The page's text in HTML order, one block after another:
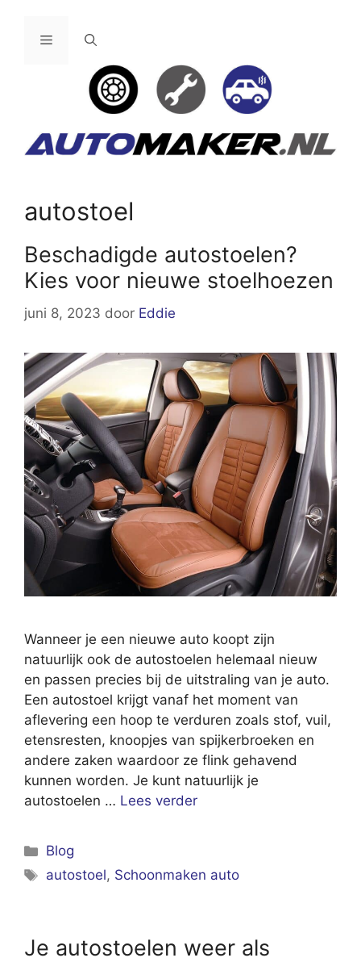
Menu
autostoel
Beschadigde autostoelen?
Kies voor nieuwe stoelhoezen
juni 8, 2023 door Eddie
Wanneer je een nieuwe auto koopt zijn
natuurlijk ook de autostoelen helemaal nieuw
en passen precies bij de uitstraling van je auto.
Een autostoel krijgt vanaf het moment van
aflevering een hoop te verduren zoals stof, vuil,
etensresten, knoopjes van spijkerbroeken en
andere zaken waardoor ze flink gehavend
kunnen worden. Je kunt natuurlijk je
autostoelen … Lees verder
Categorieën
Blog
Tags
autostoel, Schoonmaken auto
Je autostoelen weer als